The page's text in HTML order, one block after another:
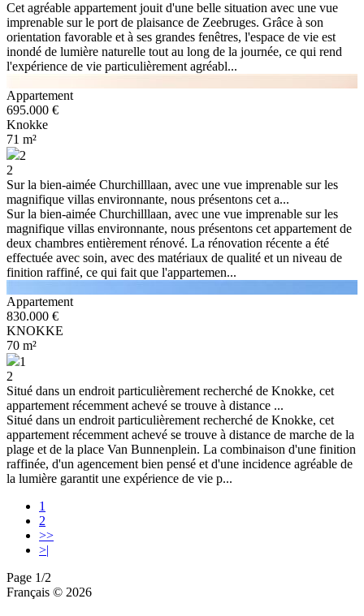
Cet agréable appartement jouit d'une belle situation avec une vue
imprenable sur le port de plaisance de Zeebruges. Grâce à son
orientation favorable et à ses grandes fenêtres, l'espace de vie est
inondé de lumière naturelle tout au long de la journée, ce qui rend
l'expérience de vie particulièrement agréabl...
Appartement
695.000 €
Knokke
71 m²
2
2
Sur la bien-aimée Churchilllaan, avec une vue imprenable sur les
magnifique villas environnante, nous présentons cet a...
Sur la bien-aimée Churchilllaan, avec une vue imprenable sur les
magnifique villas environnante, nous présentons cet appartement de
deux chambres entièrement rénové. La rénovation récente a été
effectuée avec soin, avec des matériaux de qualité et un niveau de
finition raffiné, ce qui fait que l'appartemen...
Appartement
830.000 €
KNOKKE
70 m²
1
2
Situé dans un endroit particulièrement recherché de Knokke, cet
appartement récemment achevé se trouve à distance ...
Situé dans un endroit particulièrement recherché de Knokke, cet
appartement récemment achevé se trouve à distance de marche de la
plage et de la place Van Bunnenplein. La combinaison d'une finition
raffinée, d'un agencement bien pensé et d'une incidence agréable de
la lumière garantit une expérience de vie p...
1
2
>>
>|
Page 1/2
Français © 2026